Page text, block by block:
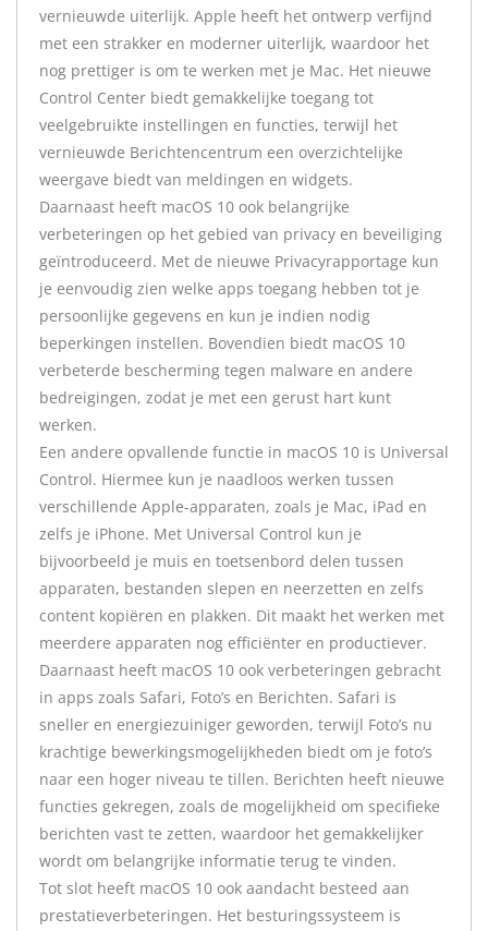
vernieuwde uiterlijk. Apple heeft het ontwerp verfijnd
met een strakker en moderner uiterlijk, waardoor het
nog prettiger is om te werken met je Mac. Het nieuwe
Control Center biedt gemakkelijke toegang tot
veelgebruikte instellingen en functies, terwijl het
vernieuwde Berichtencentrum een overzichtelijke
weergave biedt van meldingen en widgets.
Daarnaast heeft macOS 10 ook belangrijke
verbeteringen op het gebied van privacy en beveiliging
geïntroduceerd. Met de nieuwe Privacyrapportage kun
je eenvoudig zien welke apps toegang hebben tot je
persoonlijke gegevens en kun je indien nodig
beperkingen instellen. Bovendien biedt macOS 10
verbeterde bescherming tegen malware en andere
bedreigingen, zodat je met een gerust hart kunt
werken.
Een andere opvallende functie in macOS 10 is Universal
Control. Hiermee kun je naadloos werken tussen
verschillende Apple-apparaten, zoals je Mac, iPad en
zelfs je iPhone. Met Universal Control kun je
bijvoorbeeld je muis en toetsenbord delen tussen
apparaten, bestanden slepen en neerzetten en zelfs
content kopiëren en plakken. Dit maakt het werken met
meerdere apparaten nog efficiënter en productiever.
Daarnaast heeft macOS 10 ook verbeteringen gebracht
in apps zoals Safari, Foto’s en Berichten. Safari is
sneller en energiezuiniger geworden, terwijl Foto’s nu
krachtige bewerkingsmogelijkheden biedt om je foto’s
naar een hoger niveau te tillen. Berichten heeft nieuwe
functies gekregen, zoals de mogelijkheid om specifieke
berichten vast te zetten, waardoor het gemakkelijker
wordt om belangrijke informatie terug te vinden.
Tot slot heeft macOS 10 ook aandacht besteed aan
prestatieverbeteringen. Het besturingssysteem is